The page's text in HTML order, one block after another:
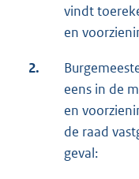
vindt
en
2.
eens in de
en
de raad
geval: